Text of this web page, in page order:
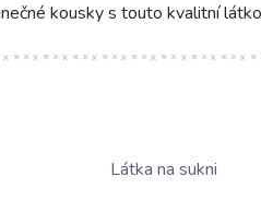
kousky s touto kvalitní
Látka na sukni